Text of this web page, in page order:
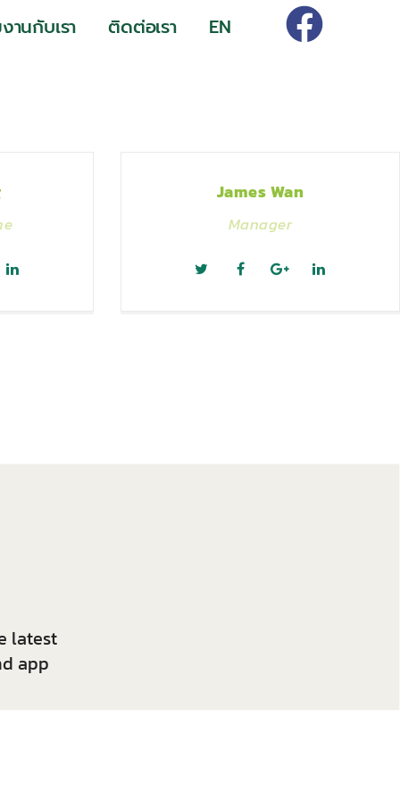
านกับเรา ติดต่อเรา EN
James Wan
Manager
latest
app